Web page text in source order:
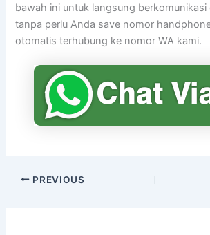
bawah ini untuk langsung berkomunikasi
tanpa perlu Anda save nomor
otomatis terhubung ke nomor WA kami.
PREVIOUS